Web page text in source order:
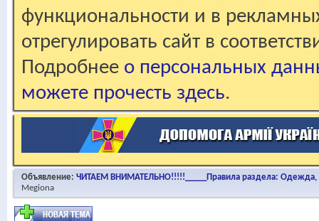
функциональности и в
отрегулировать сайт в
Подробнее о персональных
можете прочесть здесь.
Объявление: ЧИТАЕМ ВНИМАТЕЛЬНО!!!!!_____Правила раздела: Одежда,
Megiona